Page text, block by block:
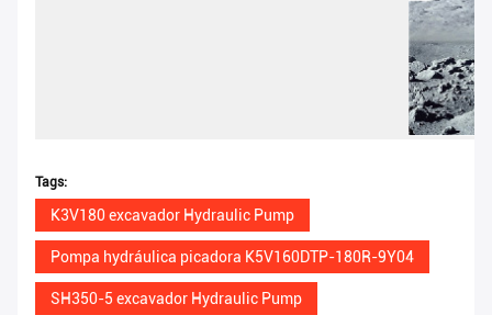
Tags:
K3V180 excavador Hydraulic Pump
Pompa hydráulica picadora K5V160DTP-180R-9Y04
SH350-5 excavador Hydraulic Pump